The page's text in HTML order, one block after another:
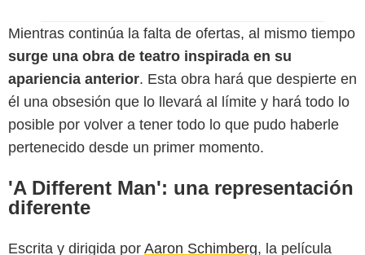
Mientras continúa la falta de ofertas, al mismo tiempo
surge una obra de teatro inspirada en su
apariencia anterior. Esta obra hará que despierte en
él una obsesión que lo llevará al límite y hará todo lo
posible por volver a tener todo lo que pudo haberle
pertenecido desde un primer momento.
'A Different Man': una representación
diferente
Escrita y dirigida por Aaron Schimberg, la película